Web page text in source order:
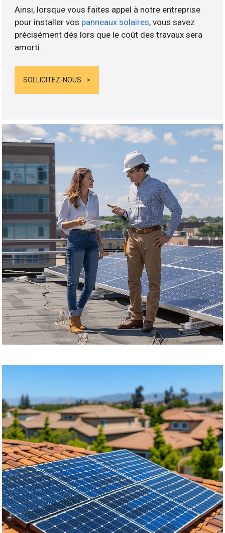
Ainsi, lorsque vous faites appel à notre entreprise
pour installer vos panneaux solaires, vous savez
précisément dès lors que le coût des travaux sera
amorti.
SOLLICITEZ-NOUS